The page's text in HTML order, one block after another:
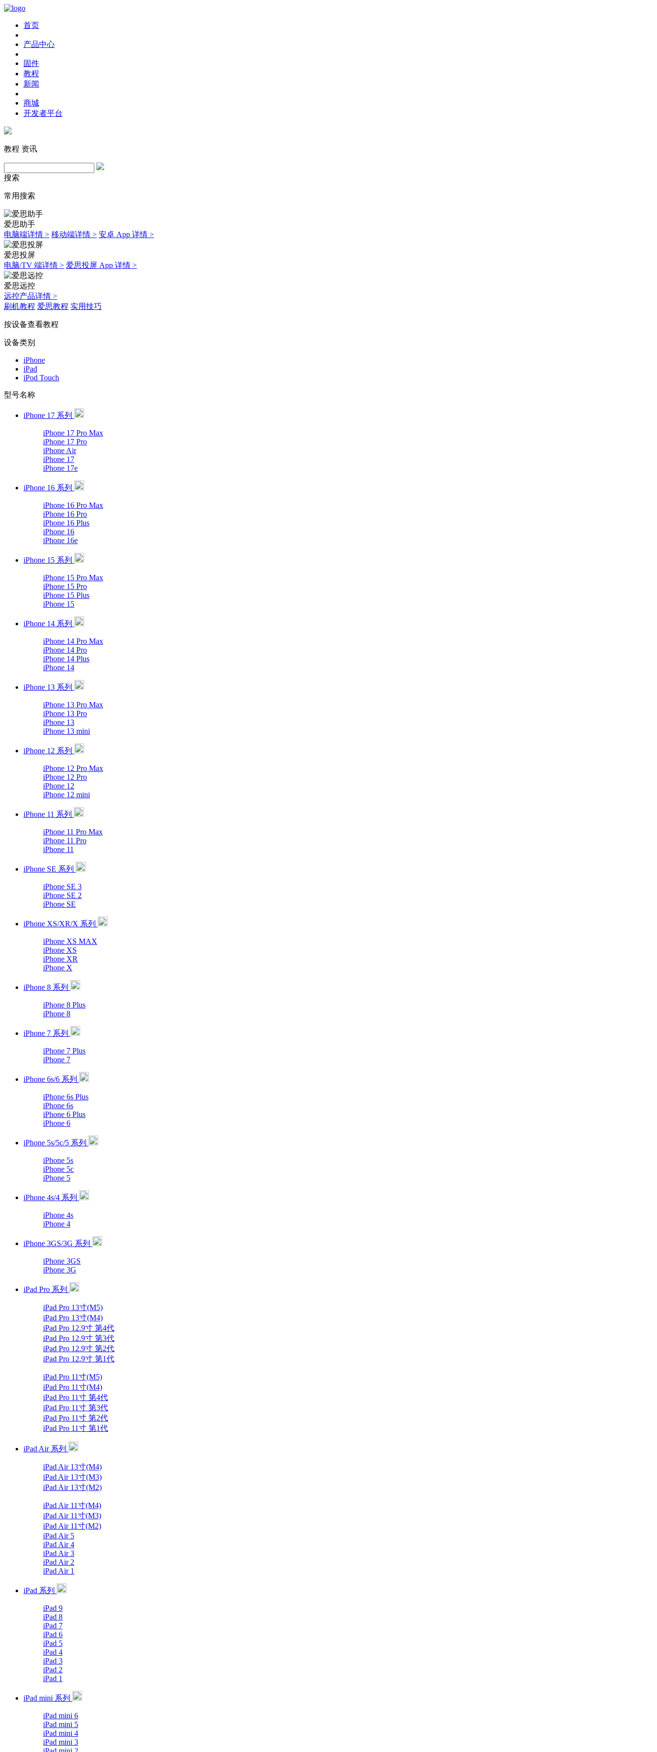
首页
产品中心
固件
教程
新闻
商城
开发者平台
教程 资讯
搜索
常用搜索
爱思助手
电脑端详情 > 移动端详情 > 安卓 App 详情 >
爱思投屏
电脑/TV 端详情 > 爱思投屏 App 详情 >
爱思远控
远控产品详情 >
刷机教程 爱思教程 实用技巧
按设备查看教程
设备类别
iPhone
iPad
iPod Touch
型号名称
iPhone 17 系列
iPhone 17 Pro Max
iPhone 17 Pro
iPhone Air
iPhone 17
iPhone 17e
iPhone 16 系列
iPhone 16 Pro Max
iPhone 16 Pro
iPhone 16 Plus
iPhone 16
iPhone 16e
iPhone 15 系列
iPhone 15 Pro Max
iPhone 15 Pro
iPhone 15 Plus
iPhone 15
iPhone 14 系列
iPhone 14 Pro Max
iPhone 14 Pro
iPhone 14 Plus
iPhone 14
iPhone 13 系列
iPhone 13 Pro Max
iPhone 13 Pro
iPhone 13
iPhone 13 mini
iPhone 12 系列
iPhone 12 Pro Max
iPhone 12 Pro
iPhone 12
iPhone 12 mini
iPhone 11 系列
iPhone 11 Pro Max
iPhone 11 Pro
iPhone 11
iPhone SE 系列
iPhone SE 3
iPhone SE 2
iPhone SE
iPhone XS/XR/X 系列
iPhone XS MAX
iPhone XS
iPhone XR
iPhone X
iPhone 8 系列
iPhone 8 Plus
iPhone 8
iPhone 7 系列
iPhone 7 Plus
iPhone 7
iPhone 6s/6 系列
iPhone 6s Plus
iPhone 6s
iPhone 6 Plus
iPhone 6
iPhone 5s/5c/5 系列
iPhone 5s
iPhone 5c
iPhone 5
iPhone 4s/4 系列
iPhone 4s
iPhone 4
iPhone 3GS/3G 系列
iPhone 3GS
iPhone 3G
iPad Pro 系列
iPad Pro 13寸(M5)
iPad Pro 13寸(M4)
iPad Pro 12.9寸 第4代
iPad Pro 12.9寸 第3代
iPad Pro 12.9寸 第2代
iPad Pro 12.9寸 第1代
iPad Pro 11寸(M5)
iPad Pro 11寸(M4)
iPad Pro 11寸 第4代
iPad Pro 11寸 第3代
iPad Pro 11寸 第2代
iPad Pro 11寸 第1代
iPad Air 系列
iPad Air 13寸(M4)
iPad Air 13寸(M3)
iPad Air 13寸(M2)
iPad Air 11寸(M4)
iPad Air 11寸(M3)
iPad Air 11寸(M2)
iPad Air 5
iPad Air 4
iPad Air 3
iPad Air 2
iPad Air 1
iPad 系列
iPad 9
iPad 8
iPad 7
iPad 6
iPad 5
iPad 4
iPad 3
iPad 2
iPad 1
iPad mini 系列
iPad mini 6
iPad mini 5
iPad mini 4
iPad mini 3